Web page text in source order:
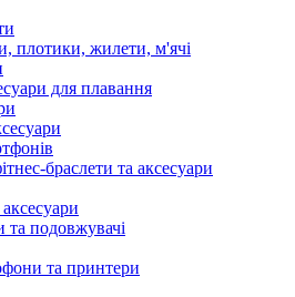
плотики, жилети, м'ячі
для плавання
браслети та аксесуари
та подовжувачі
та принтери